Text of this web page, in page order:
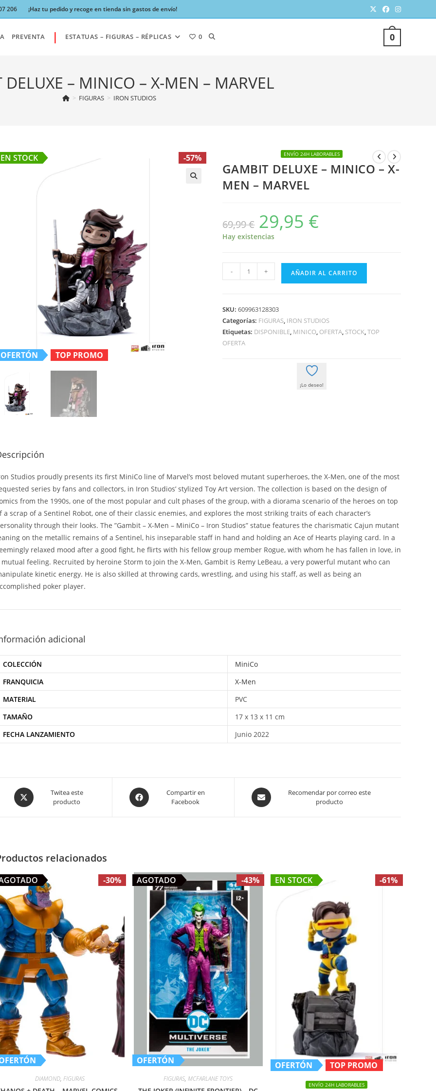
206 ¡Haz tu pedido y recoge en tienda sin gastos de envío!
0
PREVENTA | ESTATUAS – FIGURAS – RÉPLICAS 0 ALTERNAR
DELUXE – MINICO – X-MEN – MARVEL
> FIGURAS > IRON STUDIOS
OFERTÓN TOP PROMO
EN STOCK -57% ENVÍO 24H LABORABLES
GAMBIT DELUXE – MINICO – X-
MEN – MARVEL
69,99€
El
precio
original
era:
29,95 €
Hay existencias
GAMBIT
DELUXE
-
X-
MEN
- + AÑADIR AL CARRITO
SKU:609963128303
Categorías: FIGURAS, IRON STUDIOS
Etiquetas: DISPONIBLE, MINICO, OFERTA, STOCK,TOP
OFERTA
¡Lo deseo!
Studios proudly presents its first MiniCo line of Marvel’s most beloved mutant superheroes, the X-Men, one of the most
series by fans and collectors, in Iron Studios’ stylized Toy Art version. The collection is based on the design of
from the 1990s, one of the most popular and cult phases of the group, with a diorama scenario of the heroes on top
a scrap of a Sentinel Robot, one of their classic enemies, and explores the most striking traits of each character’s
through their looks. The ”Gambit – X-Men – MiniCo – Iron Studios” statue features the charismatic Cajun mutant
on the metallic remains of a Sentinel, his inseparable staff in hand and holding an Ace of Hearts playing card. In a
relaxed mood after a good fight, he flirts with his fellow group member Rogue, with whom he has fallen in love, in
mutual feeling. Recruited by heroine Storm to join the X-Men, Gambit is Remy LeBeau, a very powerful mutant who can
kinetic energy. He is also skilled at throwing cards, wrestling, and using his staff, as well as being an
poker player.
adicional
COLECCIÓN
MiniCo
FRANQUICIA
X-Men
MATERIAL
PVC
TAMAÑO
17 x 13 x 11 cm
FECHA LANZAMIENTO
Junio 2022
Opens
in
Twitea este
producto
Opens
in
Compartir en
Facebook
Opens
in
Recomendar por correo este
producto
relacionados
-30%
DIAMOND,FIGURAS
OFERTÓN
-43%
AGOTADO
FIGURAS,MCFARLANE TOYS
OFERTÓN TOP PROMO
EN STOCK -61%
ENVÍO 24H LABORABLES